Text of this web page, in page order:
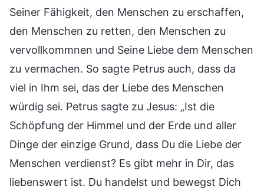
Seiner Fähigkeit, den Menschen zu erschaffen,
den Menschen zu retten, den Menschen zu
vervollkommnen und Seine Liebe dem Menschen
zu vermachen. So sagte Petrus auch, dass da
viel in Ihm sei, das der Liebe des Menschen
würdig sei. Petrus sagte zu Jesus: „Ist die
Schöpfung der Himmel und der Erde und aller
Dinge der einzige Grund, dass Du die Liebe der
Menschen verdienst? Es gibt mehr in Dir, das
liebenswert ist. Du handelst und bewegst Dich